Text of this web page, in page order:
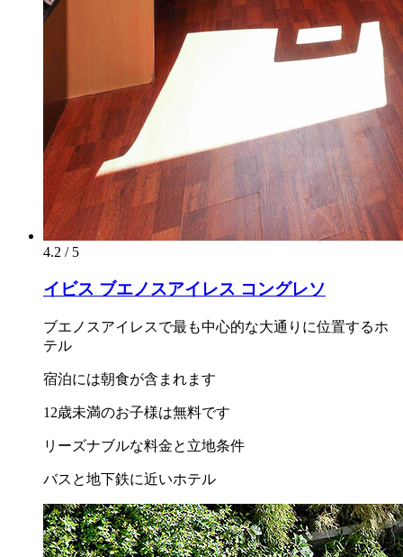
4.2 / 5
イビス ブエノスアイレス コングレソ
ブエノスアイレスで最も中心的な大通りに位置するホ
テル
宿泊には朝食が含まれます
12歳未満のお子様は無料です
リーズナブルな料金と立地条件
バスと地下鉄に近いホテル